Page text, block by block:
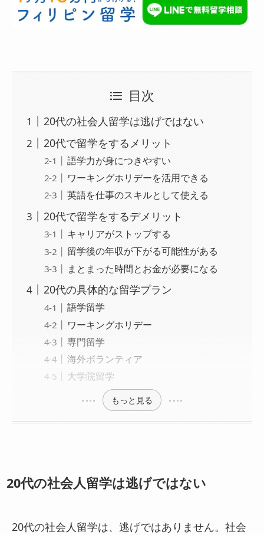
目次
20代の社会人留学は逃げではない
20代で留学をするメリット
語学力が身につきやすい
ワーキングホリデーを活用できる
英語を仕事のスキルとして使える
20代で留学をするデメリット
キャリアがストップする
留学後の年収が下がる可能性がある
まとまった時間とお金が必要になる
20代の具体的な留学プラン
語学留学
ワーキングホリデー
専門留学
海外ボランティア
大学院留学
もっと見る
20代の社会人留学は逃げではない
20代の社会人留学は、逃げではありません。社会